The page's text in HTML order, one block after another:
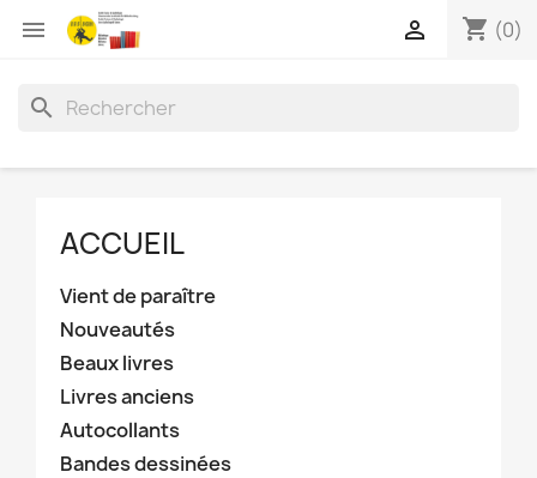
 shopping_cart (0)

search
ACCUEIL
Vient de paraître
Nouveautés
Beaux livres
Livres anciens
Autocollants
Bandes dessinées